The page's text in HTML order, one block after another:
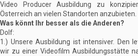
Video Producer Ausbildung zu
Österreich an vielen Standorten anzubieten.
Was könnt Ihr besser als die Anderen?
Dolf:
1.) Unsere Ausbildung ist intensiver. Den
wir zu einer Videofilm Ausbildungsstätte